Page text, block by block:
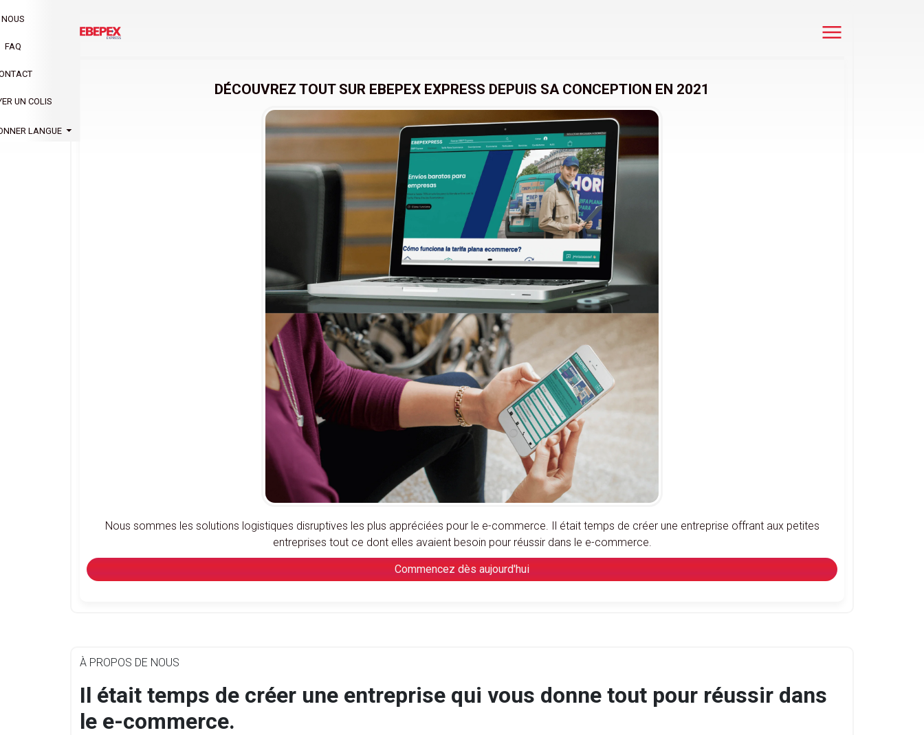
NOUS
FAQ
UN COLIS
LANGUE
DÉCOUVREZ TOUT SUR EBEPEX EXPRESS DEPUIS SA CONCEPTION EN 2021
Nous sommes les solutions logistiques disruptives les plus appréciées pour le e-commerce. Il était temps de créer une entreprise offrant aux petites
entreprises tout ce dont elles avaient besoin pour réussir dans le e-commerce.
Commencez dès aujourd'hui
À PROPOS DE NOUS
Il était temps de créer une entreprise qui vous donne tout pour réussir dans
le e-commerce.